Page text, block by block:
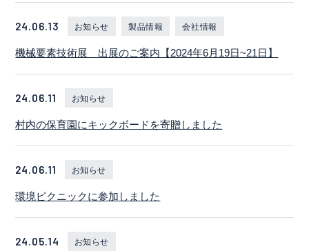
24.06.13 お知らせ 製品情報 会社情報
機械要素技術展 出展のご案内【2024年6月19日~21日】
24.06.11 お知らせ
村内の保育園にキックボードを寄贈しました
24.06.11 お知らせ
環境ピクニックに参加しました
24.05.14 お知らせ